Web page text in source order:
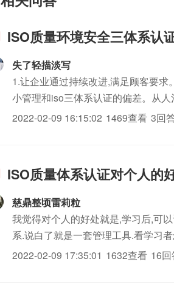
ISO质量环境安全三体系认
失了轻描淡写
1.让企业通过持续改进,满足顾客要
小管理和iso三体系认证的偏差。从
人管,人人有事做。5.利用数据分析,
2022-02-09 16:15:02 1469查看 3回
ISO质量体系认证对个人的
慈鼎整顷雷莉粒
我觉得对个人的好处就是,学习后,可
系.说白了就是一套管理工具.看学习
2022-02-09 17:35:01 1632查看 16